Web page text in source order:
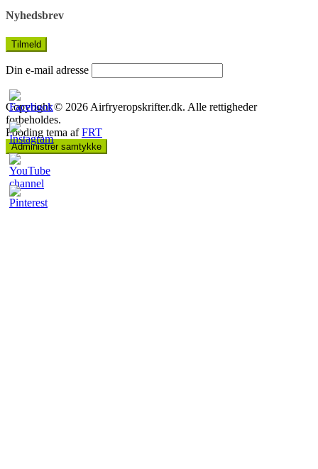
Nyhedsbrev
Din e-mail adresse
Copyright © 2026 Airfryeropskrifter.dk. Alle rettigheder
forbeholdes.
Fooding tema afFRT
Administrér samtykke